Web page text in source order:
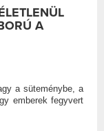
A
a süteménybe, a
emberek fegyvert